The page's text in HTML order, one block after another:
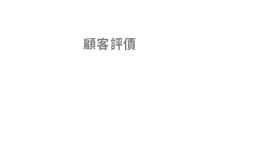
顧客評價